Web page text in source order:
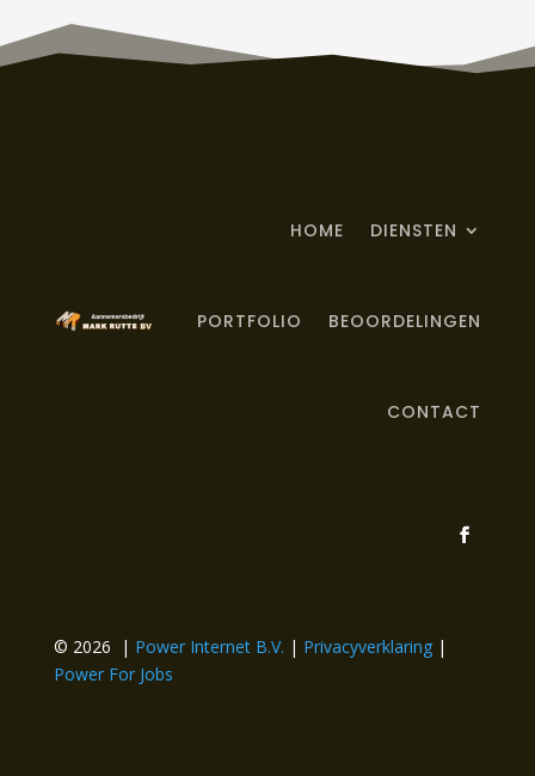
HOME DIENSTEN
PORTFOLIO BEOORDELINGEN
CONTACT
© 2026 | Power Internet B.V. | Privacyverklaring|
Power For Jobs